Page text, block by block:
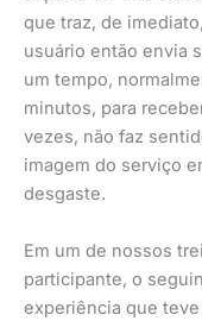
que traz, de
usuário então envia
um tempo,
minutos, para
vezes, não faz
imagem do serviço
desgaste.
Em um de nossos
participante, o
experiência que